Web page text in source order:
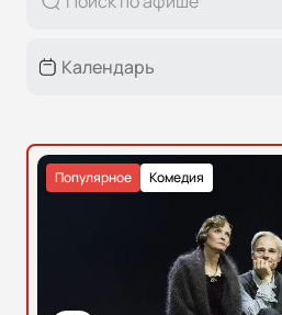
Комедия
Популярное